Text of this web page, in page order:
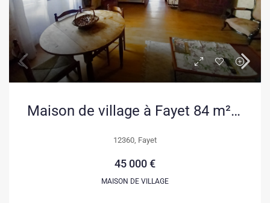
Maison de village à Fayet 84 m² avec jardin et garage à vendre
12360, Fayet
45 000 €
MAISON DE VILLAGE